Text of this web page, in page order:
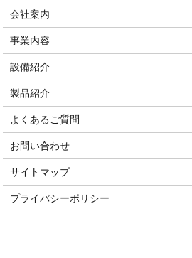
会社案内
事業内容
設備紹介
製品紹介
よくあるご質問
お問い合わせ
サイトマップ
プライバシーポリシー